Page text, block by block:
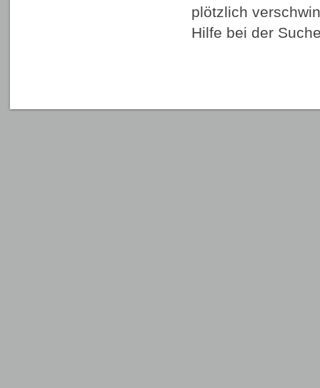
plötzlich
Hilfe bei der